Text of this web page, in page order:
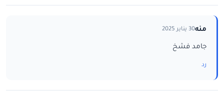
منه30 يناير 2025
جامد فشخ
رد